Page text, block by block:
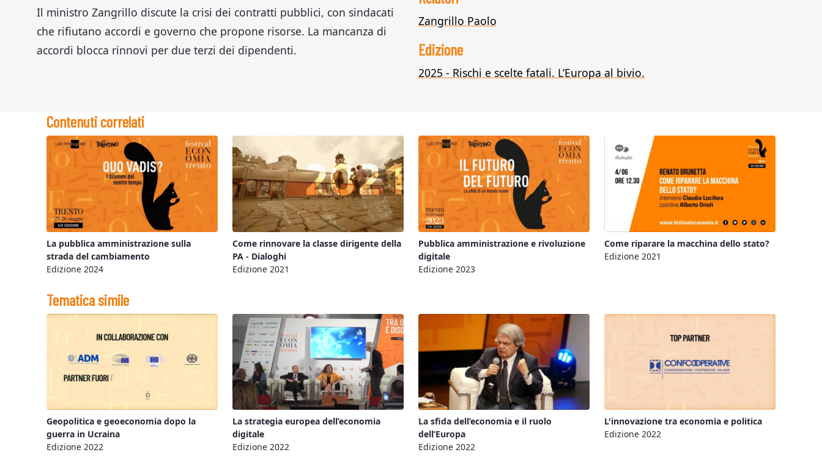
Il ministro Zangrillo discute la crisi dei contratti pubblici, con sindacati
che rifiutano accordi e governo che propone risorse. La mancanza di
accordi blocca rinnovi per due terzi dei dipendenti.
Zangrillo Paolo
Edizione
2025 - Rischi e scelte fatali. L’Europa al bivio.
Contenuti correlati
La pubblica amministrazione sulla
strada del cambiamento
Edizione 2024
Come rinnovare la classe dirigente della
PA - Dialoghi
Edizione 2021
Pubblica amministrazione e rivoluzione
digitale
Edizione 2023
Come riparare la macchina dello stato?
Edizione 2021
Tematica simile
Geopolitica e geoeconomia dopo la
guerra in Ucraina
Edizione 2022
La strategia europea dell’economia
digitale
Edizione 2022
La sfida dell’economia e il ruolo
dell’Europa
Edizione 2022
L'innovazione tra economia e politica
Edizione 2022